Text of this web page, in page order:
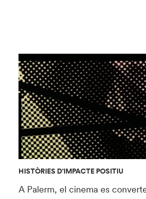
HISTÒRIES D'IMPACTE POSITIU
A Palerm, el cinema es